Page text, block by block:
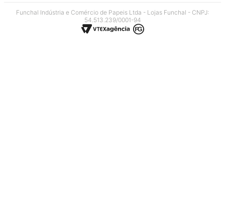
Funchal Indústria e Comércio de Papeis Ltda - Lojas Funchal - CNPJ:
54.513.239/0001-94